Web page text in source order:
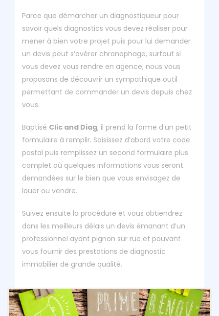
Parce que démarcher un diagnostiqueur pour
savoir quels diagnostics vous devez réaliser pour
mener à bien votre projet puis pour lui demander
un devis peut s’avérer chronophage, surtout si
vous devez vous rendre en agence, nous vous
proposons de découvrir un sympathique outil
permettant de commander un devis depuis chez
vous.
Baptisé Clic and Diag, il prend la forme d’un petit
formulaire à remplir. Saisissez d’abord votre code
postal puis remplissez un second formulaire plus
complet où quelques informations vous seront
demandées sur le bien que vous envisagez de
louer ou vendre.
Suivez ensuite la procédure et vous obtiendrez
dans les meilleurs délais un devis émanant d’un
professionnel ayant pignon sur rue et pouvant
vous fournir des prestations de diagnostic
immobilier de grande qualité.